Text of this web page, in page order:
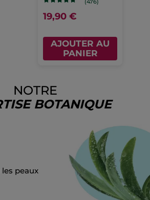
19,90 €
AJOUTER AU
PANIER
NOTRE
BOTANIQUE
peaux